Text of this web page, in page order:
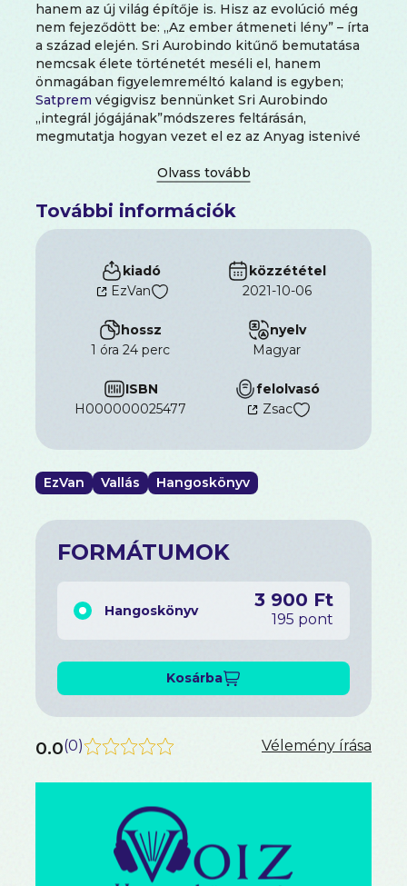
hanem az új világ építője is. Hisz az evolúció még
nem fejeződött be: „Az ember átmeneti lény” – írta
a század elején. Sri Aurobindo kitűnő bemutatása
nemcsak élete történetét meséli el, hanem
önmagában figyelemreméltó kaland is egyben;
Satprem végigvisz bennünket Sri Aurobindo
„integrál jógájának”módszeres feltárásán,
megmutatja hogyan vezet el ez az Anyag istenivé
További információk
kiadó
EzVan
közzététel
2021-10-06
hossz
1 óra 24 perc
nyelv
magyar
ISBN
H000000025477
felolvasó
Zsac
EzVan Vallás Hangoskönyv
FORMÁTUMOK
Hangoskönyv 3 900 Ft
195 pont
Kosárba
0.0(0) Vélemény írása